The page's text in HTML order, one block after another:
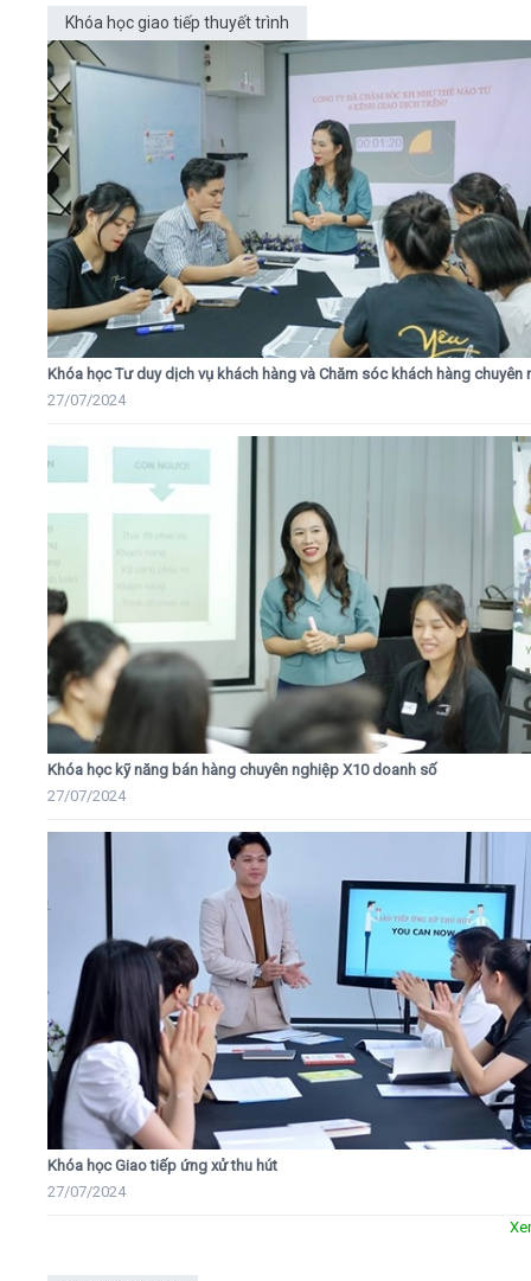
Khóa học giao tiếp thuyết trình
Khóa học Tư duy dịch vụ khách hàng và Chăm sóc khách hàng chuyên
27/07/2024
Khóa học kỹ năng bán hàng chuyên nghiệp X10 doanh số
27/07/2024
Khóa học Giao tiếp ứng xử thu hút
27/07/2024